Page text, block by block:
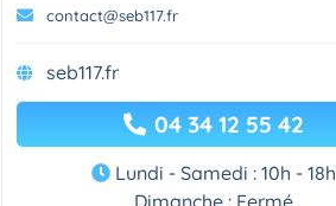
contact@seb117.fr
seb117.fr
04 34 12 55 42
Lundi - Samedi : 10h - 18h
Dimanche : Fermé